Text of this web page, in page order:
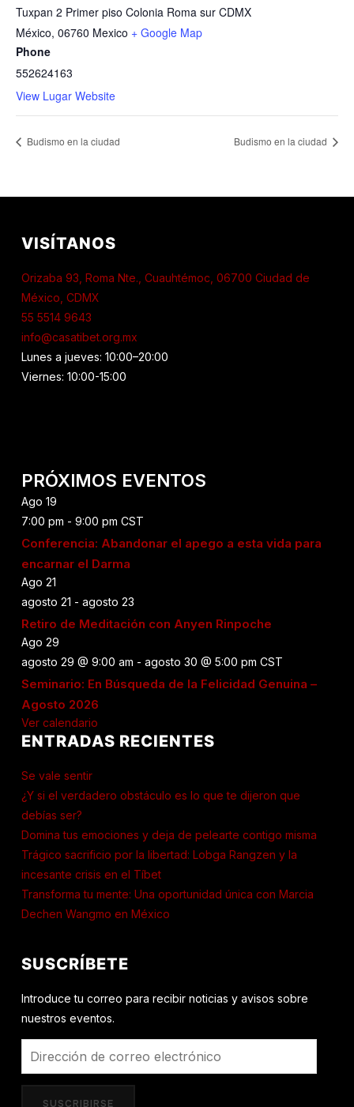
Tuxpan 2 Primer piso Colonia Roma sur CDMX
México, 06760 Mexico + Google Map
Phone
552624163
View Lugar Website
Budismo en la ciudad Budismo en la ciudad
VISÍTANOS
Orizaba 93, Roma Nte., Cuauhtémoc, 06700 Ciudad de
México, CDMX
55 5514 9643
info@casatibet.org.mx
Lunes a jueves: 10:00–20:00
Viernes: 10:00-15:00
PRÓXIMOS EVENTOS
Ago 19
7:00 pm - 9:00 pm CST
Conferencia: Abandonar el apego a esta vida para
encarnar el Darma
Ago 21
agosto 21 - agosto 23
Retiro de Meditación con Anyen Rinpoche
Ago 29
agosto 29 @ 9:00 am - agosto 30 @ 5:00 pm CST
Seminario: En Búsqueda de la Felicidad Genuina –
Agosto 2026
Ver calendario
ENTRADAS RECIENTES
Se vale sentir
¿Y si el verdadero obstáculo es lo que te dijeron que
debías ser?
Domina tus emociones y deja de pelearte contigo misma
Trágico sacrificio por la libertad: Lobga Rangzen y la
incesante crisis en el Tíbet
Transforma tu mente: Una oportunidad única con Marcia
Dechen Wangmo en México
SUSCRÍBETE
Introduce tu correo para recibir noticias y avisos sobre
nuestros eventos.
correo
SUSCRIBIRSE